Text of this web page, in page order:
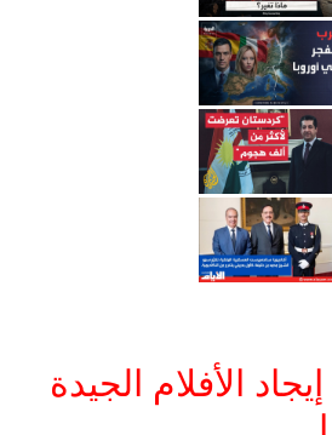
الأفلام الجيدة